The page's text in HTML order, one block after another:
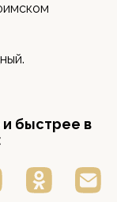
быстрее в